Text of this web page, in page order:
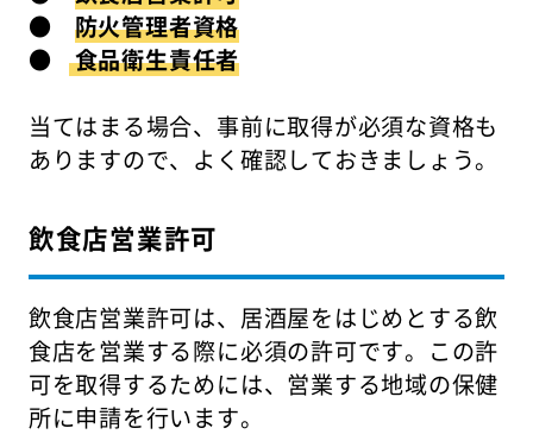
● 防火管理者資格
● 食品衛生責任者
当てはまる場合、事前に取得が必須な資格も
ありますので、よく確認しておきましょう。
飲食店営業許可
飲食店営業許可は、居酒屋をはじめとする飲
食店を営業する際に必須の許可です。この許
可を取得するためには、営業する地域の保健
所に申請を行います。